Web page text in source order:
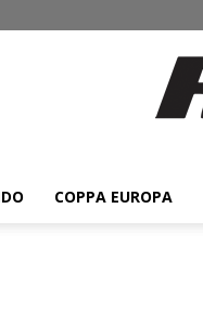
COPPA EUROPA